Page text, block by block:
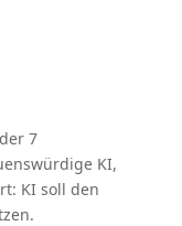
7
KI,
KI soll den